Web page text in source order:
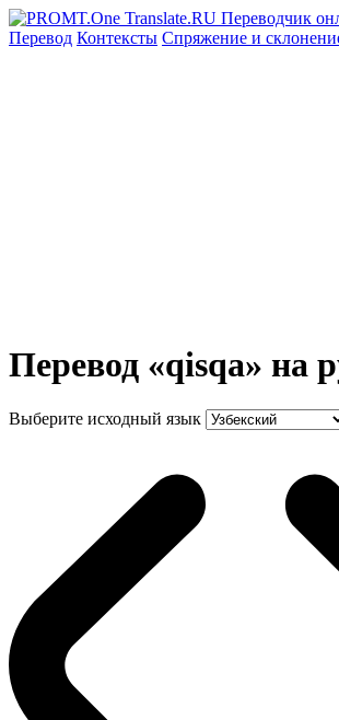
Перевод Контексты Спряжение и
Перевод «qisqa» на
Выберите исходный язык